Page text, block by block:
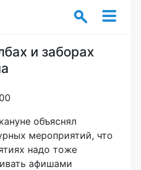
и заборах
объяснял
мероприятий, что
надо тоже
афишами